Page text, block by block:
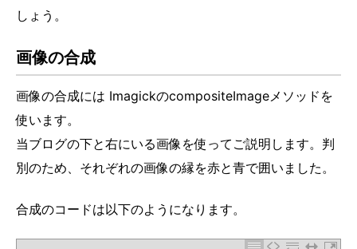
しょう。
画像の合成
画像の合成には ImagickのcompositeImageメソッドを
使います。
当ブログの下と右にいる画像を使ってご説明します。判
別のため、それぞれの画像の縁を赤と青で囲いました。
合成のコードは以下のようになります。